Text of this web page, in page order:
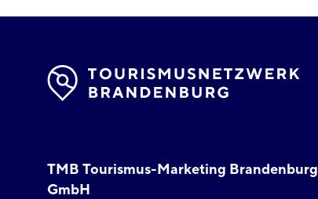
TMB Tourismus-Marketing Brandenburg
GmbH